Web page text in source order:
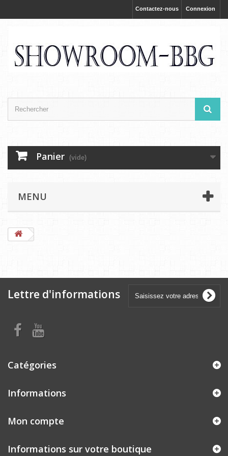
Connexion
Contactez-nous
Panier (vide)
MENU
Lettre d'informations
Catégories
Informations
Mon compte
Informations sur votre boutique